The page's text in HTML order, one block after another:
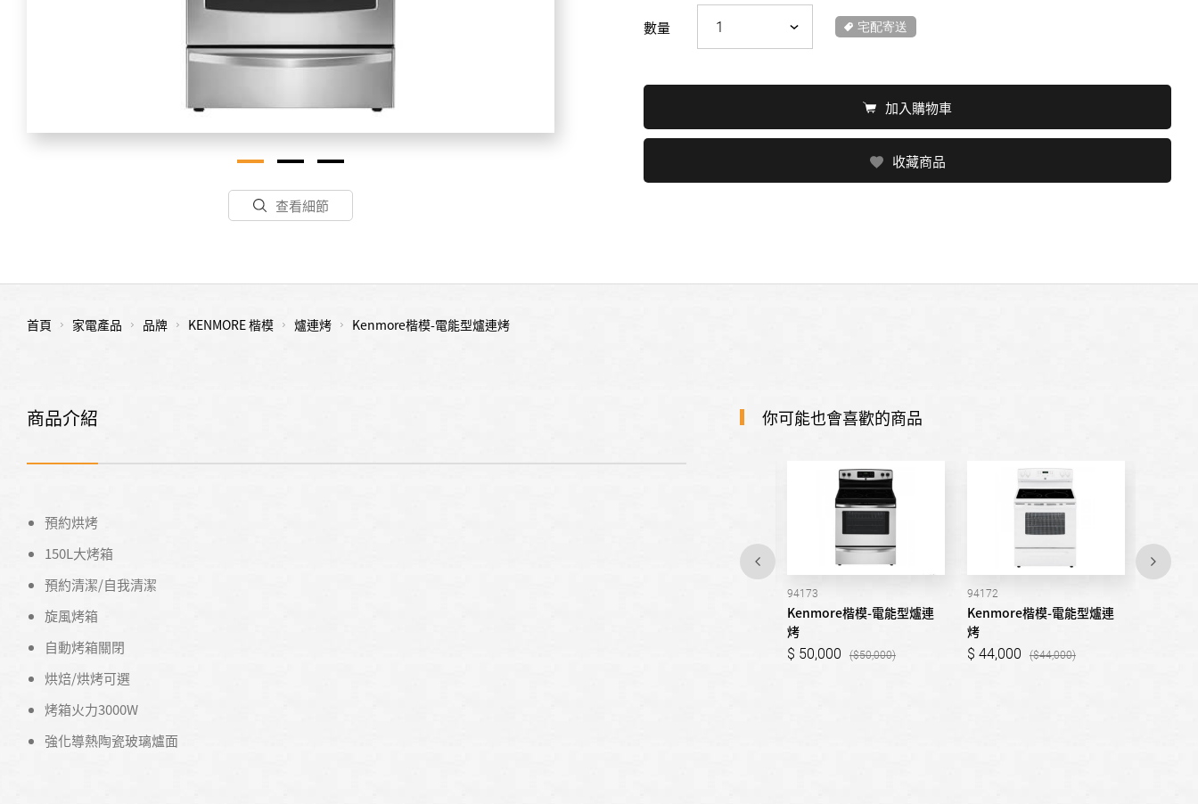
查看細節
數量 宅配寄送
加入購物車
收藏商品
首頁 家電產品 品牌 KENMORE 楷模 爐連烤 Kenmore楷模-電能型爐連烤
商品介紹
預約烘烤
150L大烤箱
預約清潔/自我清潔
旋風烤箱
自動烤箱關閉
烘焙/烘烤可選
烤箱火力3000W
強化導熱陶瓷玻璃爐面
你可能也會喜歡的商品
94173
Kenmore楷模-電能型爐連
烤
50,000 50,000
94172
Kenmore楷模-電能型爐連
烤
44,000 44,000